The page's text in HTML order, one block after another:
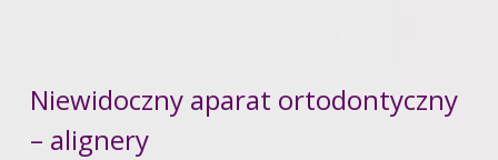
Niewidoczny aparat ortodontyczny
– alignery